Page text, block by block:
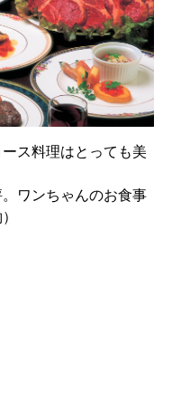
ス料理はとっても美
ワンちゃんのお食事